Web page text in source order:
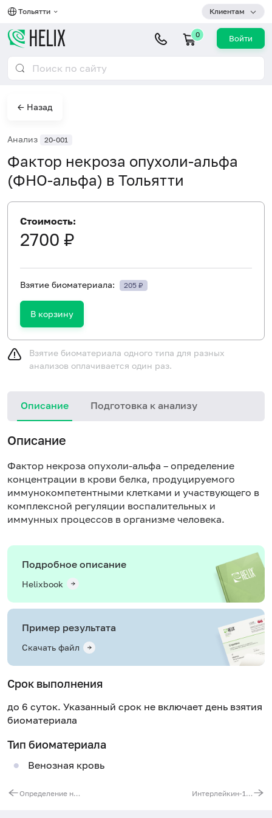
Тольятти Клиентам
0 Войти
← Назад
Анализ 20-001
Фактор некроза опухоли-альфа
(ФНО-альфа) в Тольятти
Стоимость:
2700 ₽
Взятие биоматериала: 205 ₽
В корзину
Взятие биоматериала одного типа для разных
анализов оплачивается один раз.
Описание Подготовка к анализу
Описание
Фактор некроза опухоли-альфа – определение
концентрации в крови белка, продуцируемого
иммунокомпетентными клетками и участвующего в
комплексной регуляции воспалительных и
иммунных процессов в организме человека.
Подробное описание
Helixbook
Пример результата
Скачать файл
Срок выполнения
до 6 суток. Указанный срок не включает день взятия
биоматериала
Тип биоматериала
Венозная кровь
Определение наличия летучих токсических веществ в моче Интерлейкин-1-бета